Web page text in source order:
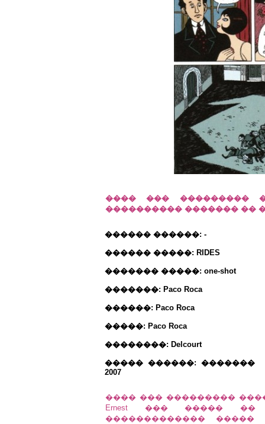
���� ��� ���������
���������� ������� ��
������ ������: -
������ �����: RIDES
������� �����: one-shot
�������: Paco Roca
������: Paco Roca
�����: Paco Roca
��������: Delcourt
����� ������: �������
2007
���� ��� ���������
Ernest ��� �����
�������������